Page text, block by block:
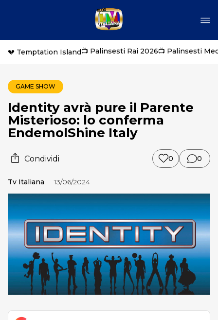
💔 Temptation Island📺 Palinsesti Rai 2026📺 Palinsesti
GAME SHOW
Identity avrà pure il Parente
Misterioso: lo conferma
EndemolShine Italy
Condividi 0 0
Tv Italiana 13/06/2024